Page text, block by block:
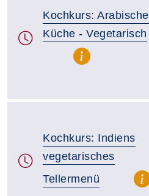
Kochkurs: Arabische
Küche - Vegetarisch
Kochkurs: Indiens
vegetarisches
Tellermenü